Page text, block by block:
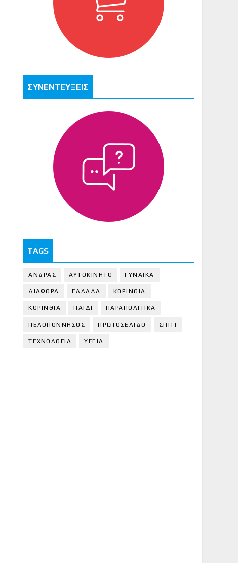
ΣΥΝΕΝΤΕΥΞΕΙΣ
TAGS
ΑΝΔΡΑΣ ΑΥΤΟΚΙΝΗΤΟ ΓΥΝΑΙΚΑ
ΔΙΑΦΟΡΑ ΕΛΛΑΔΑ ΚΟΡΙΝΘΙΑ
ΚΟΡΙΝΘΙA ΠΑΙΔΙ ΠΑΡΑΠΟΛΙΤΙΚΑ
ΠΕΛΟΠΟΝΝΗΣΟΣ ΠΡΩΤΟΣΕΛΙΔΟ ΣΠΙΤΙ
ΤΕΧΝΟΛΟΓΙΑ ΥΓΕΙΑ